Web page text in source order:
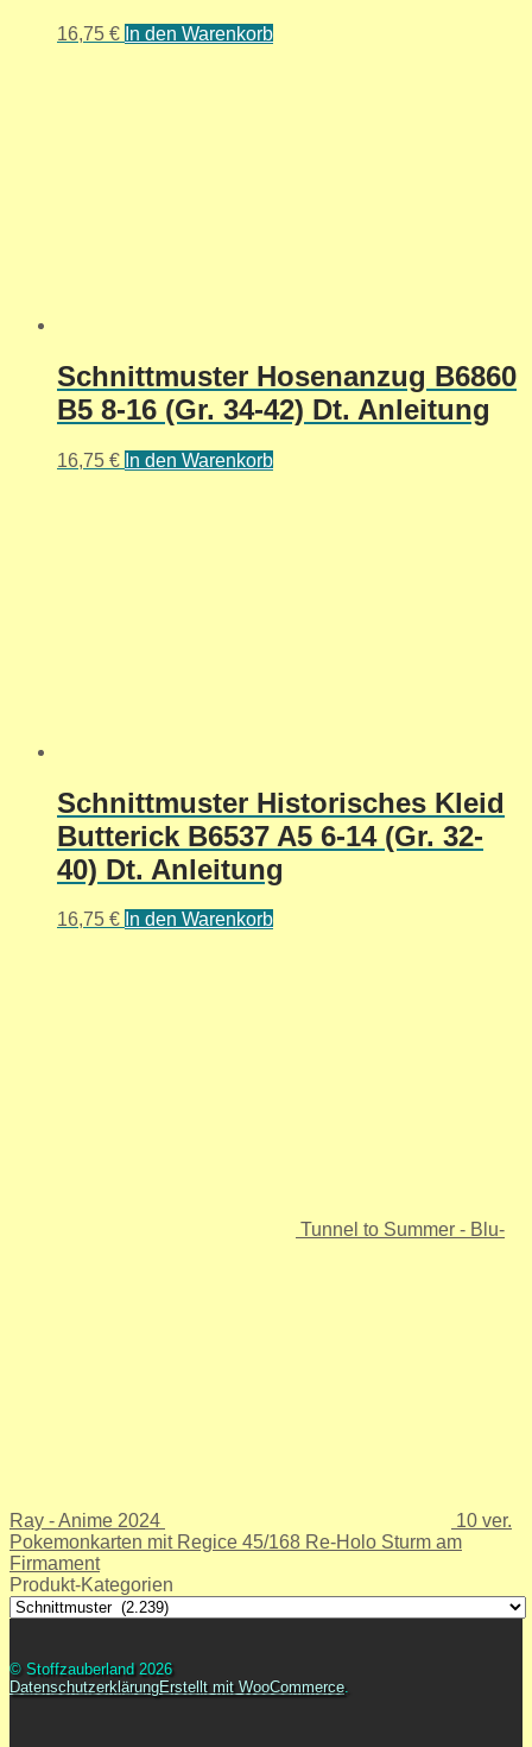
16,75 € In den Warenkorb
Schnittmuster Hosenanzug B6860
B5 8-16 (Gr. 34-42) Dt. Anleitung
16,75 € In den Warenkorb
Schnittmuster Historisches Kleid
Butterick B6537 A5 6-14 (Gr. 32-
40) Dt. Anleitung
16,75 € In den Warenkorb
Tunnel to Summer - Blu-
Ray - Anime 2024
10 ver.
Pokemonkarten mit Regice 45/168 Re-Holo Sturm am
Firmament
Produkt-Kategorien
© Stoffzauberland 2026
DatenschutzerklärungErstellt mit WooCommerce.